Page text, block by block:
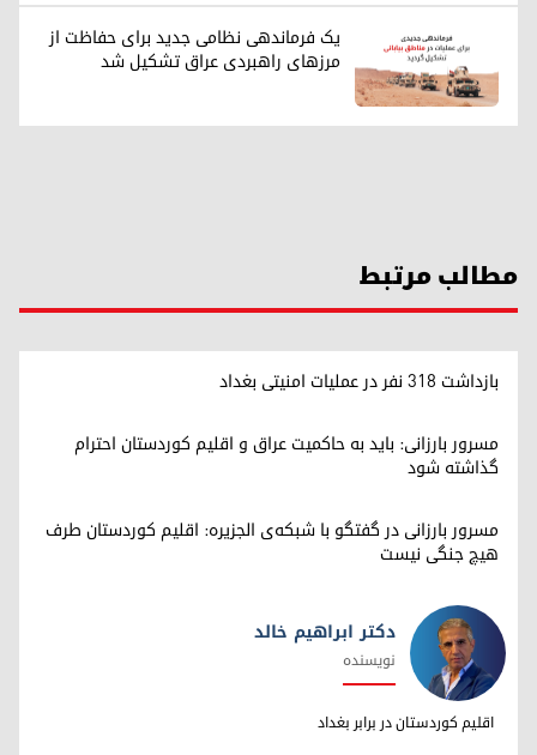
یک فرماندهی نظامی جدید برای حفاظت از
مرزهای راهبردی عراق تشکیل شد
مطالب مرتبط
بازداشت ۳۱۸ نفر در عملیات امنیتی بغداد
مسرور بارزانی: باید به حاکمیت عراق و اقلیم کوردستان احترام
گذاشته شود
مسرور بارزانی در گفتگو با شبکه‌ی الجزیره: اقلیم کوردستان طرف
هیچ جنگی نیست
دکتر ابراهیم خالد
دکتر ابراهیم خالد
نویسنده
اقلیم کوردستان در برابر بغداد